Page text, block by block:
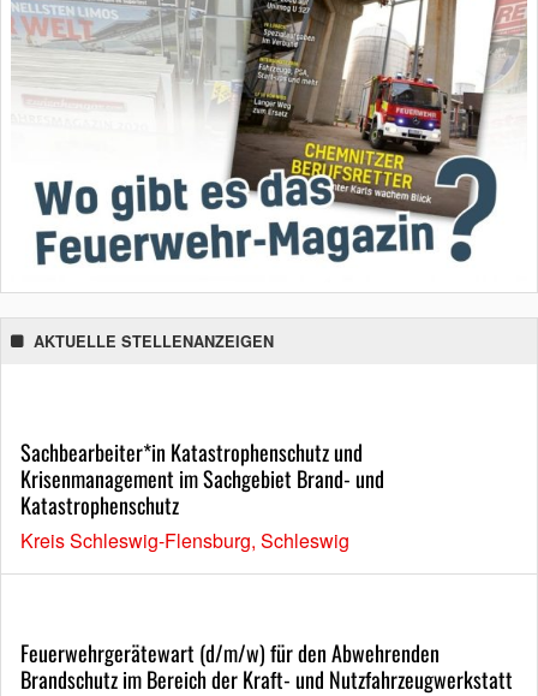
AKTUELLE STELLENANZEIGEN
Sachbearbeiter*in Katastrophenschutz und
Krisenmanagement im Sachgebiet Brand- und
Katastrophenschutz
Kreis Schleswig-Flensburg, Schleswig
Feuerwehrgerätewart (d/m/w) für den Abwehrenden
Brandschutz im Bereich der Kraft- und Nutzfahrzeugwerkstatt